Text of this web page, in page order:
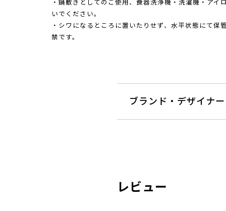
・鍋敷きとしてのご使用、食器洗浄機・洗濯機・アイ
いでください。
・シワになるところに置いたりせず、水平状態にて保
禁です。
ブランド・デザイナー
レビュー